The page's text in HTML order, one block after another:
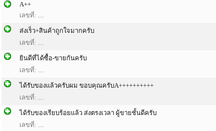
A++
เลขที่: ....
ส่งเร็ว+สินค้าถูกใจมากครับ
เลขที่: ....
ยินดีที่ได้ซื้อ-ขายกันครับ
เลขที่: ....
ได้รับของแล้วครับผม ขอบคุณครับA++++++++++
เลขที่: ....
ได้รับของเรียบร้อยแล้ว ส่งตรงเวลา ผู้ขายชั้นดีครับ
เลขที่: ....